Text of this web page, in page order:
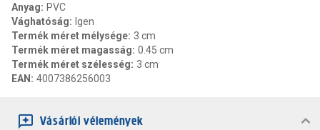
Anyag: PVC
Vághatóság: Igen
Termék méret mélysége: 3 cm
Termék méret magasság: 0.45 cm
Termék méret szélesség: 3 cm
EAN : 4007386256003
Vásárlói vélemények